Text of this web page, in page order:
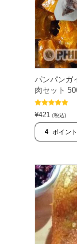
パンパンガ
肉セット
5段階中5.00
の評価
¥421 (税込)
4 ポイント